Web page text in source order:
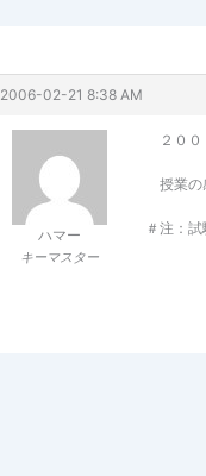
2006-02-21 8:38 AM
ハマー
キーマスター
２００
授業の
＃注：